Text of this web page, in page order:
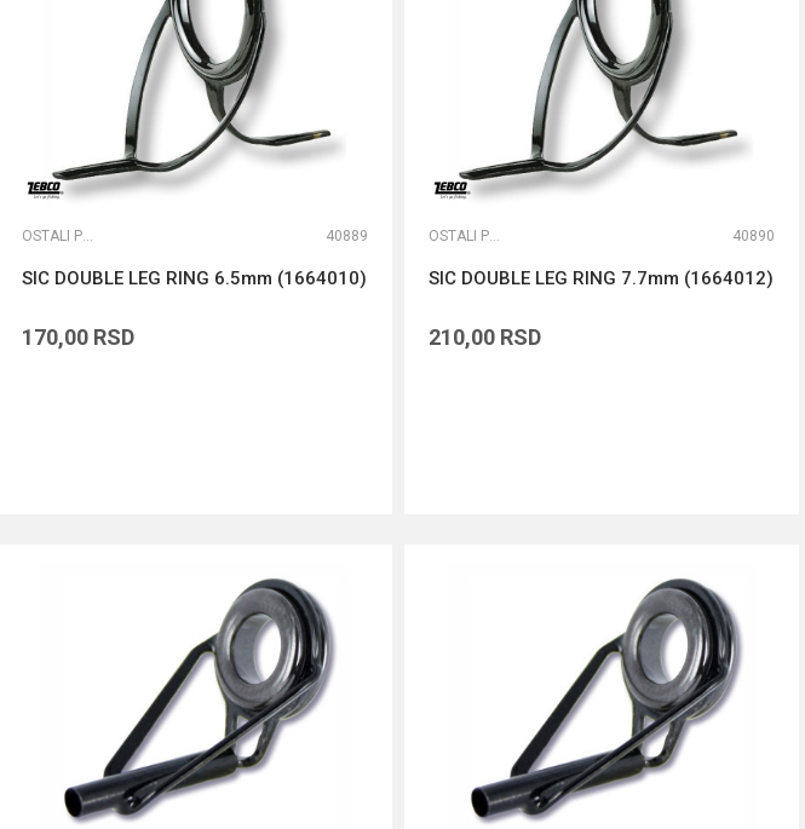
OSTALI PRIBOR 40889
SIC DOUBLE LEG RING 6.5mm (1664010)
170,00 RSD
OSTALI PRIBOR 40890
SIC DOUBLE LEG RING 7.7mm (1664012)
210,00 RSD